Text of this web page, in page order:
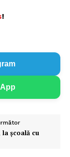
!
la școală cu